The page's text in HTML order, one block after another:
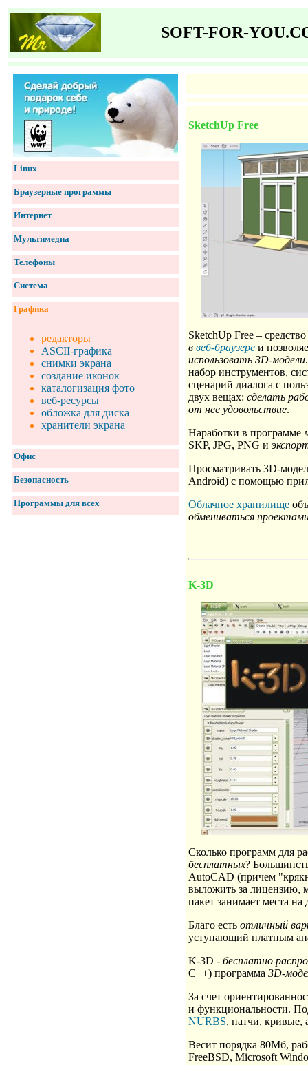
SOFT-FOR-
Linux
Браузерные программы
Интернет
Мультимедиа
Телефоны
Система
Графика
редакторы
ASCII-графика
снимки экрана
создание иконок
каталогизация фото
веб-ресурсы
обложка для диска
хранители экрана
Офис
Безопасность
Программы для всех
SketchUp Free
SketchUp Free –
в веб-браузере и
использовать 3D-модели
набор инструментов,
сценарий диалога с
двух вещах: сделать
от нее удовольствие.
Наработки в программе
SKP, JPG, PNG и
Просматривать 3D-
Android) с помощью
Облачное хранилище
обмениваться
K-3D
Сколько программ для
бесплатных?
AutoCAD (причем
выложить за лицензию,
пакет занимает места на
Благо есть отличный
уступающий платным
K-3D - бесплатно
C++) программа 3D-
За счет
и функциональности.
NURBS, патчи, кривые,
Весит порядка 80Мб,
FreeBSD, Microsoft